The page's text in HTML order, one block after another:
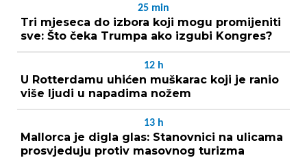
25 min
Tri mjeseca do izbora koji mogu promijeniti
sve: Što čeka Trumpa ako izgubi Kongres?
12 h
U Rotterdamu uhićen muškarac koji je ranio
više ljudi u napadima nožem
13 h
Mallorca je digla glas: Stanovnici na ulicama
prosvjeduju protiv masovnog turizma